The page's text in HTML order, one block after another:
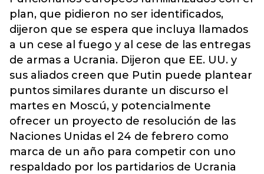
plan, que pidieron no ser identificados,
dijeron que se espera que incluya llamados
a un cese al fuego y al cese de las entregas
de armas a Ucrania. Dijeron que EE. UU. y
sus aliados creen que Putin puede plantear
puntos similares durante un discurso el
martes en Moscú, y potencialmente
ofrecer un proyecto de resolución de las
Naciones Unidas el 24 de febrero como
marca de un año para competir con uno
respaldado por los partidarios de Ucrania